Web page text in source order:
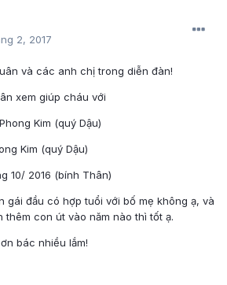
2, 2017
và các anh chị trong diễn đàn!
xem giúp cháu với
Kim (quý Dậu)
Kim (quý Dậu)
10/ 2016 (bính Thân)
gái đầu có hợp tuổi với bố mẹ không ạ, và
con út vào năm nào thì tốt ạ.
bác nhiều lắm!